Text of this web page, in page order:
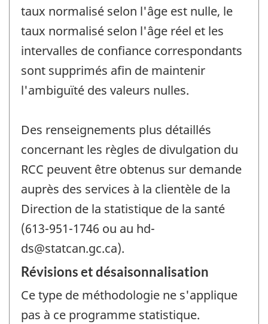
taux normalisé selon l'âge est nulle, le
taux normalisé selon l'âge réel et les
intervalles de confiance correspondants
sont supprimés afin de maintenir
l'ambiguïté des valeurs nulles.
Des renseignements plus détaillés
concernant les règles de divulgation du
RCC peuvent être obtenus sur demande
auprès des services à la clientèle de la
Direction de la statistique de la santé
(613-951-1746 ou au hd-
ds@statcan.gc.ca).
Révisions et désaisonnalisation
Ce type de méthodologie ne s'applique
pas à ce programme statistique.